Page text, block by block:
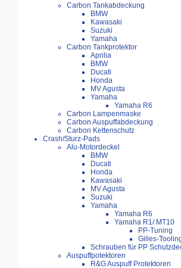
Carbon Tankabdeckung
BMW
Kawasaki
Suzuki
Yamaha
Carbon Tankprotektor
Aprilia
BMW
Ducati
Honda
MV Agusta
Yamaha
Yamaha R6
Carbon Lampenmaske
Carbon Auspuffabdeckung
Carbon Kettenschutz
Crash/Sturz-Pads
Alu-Motordeckel
BMW
Ducati
Honda
Kawasaki
MV Agusta
Suzuki
Yamaha
Yamaha R6
Yamaha R1/ MT10
PP-Tuning
Gilles-
Schrauben für PP
Auspuffpotektoren
R&G Auspuff Protektoren